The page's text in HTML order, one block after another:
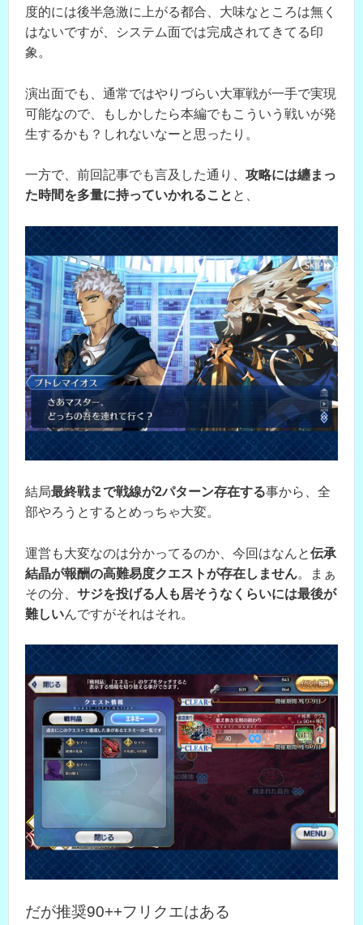
度的には後半急激に上がる都合、大味なところは無く
はないですが、システム面では完成されてきてる印
象。
演出面でも、通常ではやりづらい大軍戦が一手で実現
可能なので、もしかしたら本編でもこういう戦いが発
生するかも？しれないなーと思ったり。
一方で、前回記事でも言及した通り、 攻略には纏まっ
た時間を多量に持っていかれること と、
結局最終戦まで戦線が2パターン存在する事から、全
部やろうとするとめっちゃ大変。
運営も大変なのは分かってるのか、今回はなんと伝承
結晶が報酬の高難易度クエストが存在しません。まぁ
その分、 サジを投げる人も居そうなくらいには最後が
難しいんですがそれはそれ。
だが推奨90++フリクエはある